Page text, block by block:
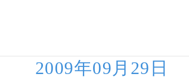
2009年09月29日